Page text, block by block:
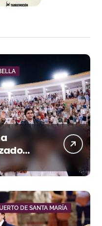
DE SANTA MARÍA